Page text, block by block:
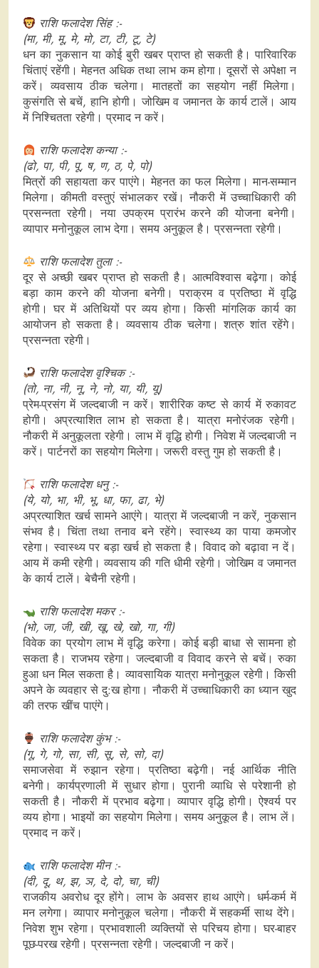
राशि फलादेश सिंह :-
(मा, मी, मू, मे, मो, टा, टी, टू, टे)
धन का नुकसान या कोई बुरी खबर प्राप्त हो सकती है। पारिवारिक
चिंताएं रहेंगी। मेहनत अधिक तथा लाभ कम होगा। दूसरों से अपेक्षा न
करें। व्यवसाय ठीक चलेगा। मातहतों का सहयोग नहीं मिलेगा।
कुसंगति से बचें, हानि होगी। जोखिम व जमानत के कार्य टालें। आय
में निश्चितता रहेगी। प्रमाद न करें।
राशि फलादेश कन्या :-
(ढो, पा, पी, पू, ष, ण, ठ, पे, पो)
मित्रों की सहायता कर पाएंगे। मेहनत का फल मिलेगा। मान-सम्मान
मिलेगा। कीमती वस्तुएं संभालकर रखें। नौकरी में उच्चाधिकारी की
प्रसन्नता रहेगी। नया उपक्रम प्रारंभ करने की योजना बनेगी।
व्यापार मनोनुकूल लाभ देगा। समय अनुकूल है। प्रसन्नता रहेगी।
राशि फलादेश तुला :-
दूर से अच्‍छी खबर प्राप्त हो सकती है। आत्मविश्वास बढ़ेगा। कोई
बड़ा काम करने की योजना बनेगी। पराक्रम व प्रतिष्ठा में वृद्धि
होगी। घर में अतिथियों पर व्यय होगा। किसी मांगलिक कार्य का
आयोजन हो सकता है। व्यवसाय ठीक चलेगा। शत्रु शांत रहेंगे।
प्रसन्नता रहेगी।
राशि फलादेश वृश्चिक :-
(तो, ना, नी, नू, ने, नो, या, यी, यू)
प्रेम-प्रसंग में जल्दबाजी न करें। शारीरिक कष्ट से कार्य में रुकावट
होगी। अप्रत्याशित लाभ हो सकता है। यात्रा मनोरंजक रहेगी।
नौकरी में अनुकूलता रहेगी। लाभ में वृद्धि होगी। निवेश में जल्दबाजी न
करें। पार्टनरों का सहयोग मिलेगा। जरूरी वस्तु गुम हो सकती है।
राशि फलादेश धनु :-
(ये, यो, भा, भी, भू, धा, फा, ढा, भे)
अप्रत्याशित खर्च सामने आएंगे। यात्रा में जल्दबाजी न करें, नुकसान
संभव है। चिंता तथा तनाव बने रहेंगे। स्वास्थ्य का पाया कमजोर
रहेगा। स्वास्थ्‍य पर बड़ा खर्च हो सकता है। विवाद को बढ़ावा न दें।
आय में कमी रहेगी। व्यवसाय की गति धीमी रहेगी। जोखिम व जमानत
के कार्य टालें। बेचैनी रहेगी।
राशि फलादेश मकर :-
(भो, जा, जी, खी, खू, खे, खो, गा, गी)
विवेक का प्रयोग लाभ में वृद्धि करेगा। कोई बड़ी बाधा से सामना हो
सकता है। राजभय रहेगा। जल्दबाजी व विवाद करने से बचें। रुका
हुआ धन मिल सकता है। व्यावसायिक यात्रा मनोनुकूल रहेगी। किसी
अपने के व्यवहार से दु:ख होगा। नौकरी में उच्चाधिकारी का ध्यान खुद
की तरफ खींच पाएंगे।
राशि फलादेश कुंभ :-
(गू, गे, गो, सा, सी, सू, से, सो, दा)
समाजसेवा में रुझान रहेगा। प्रतिष्ठा बढ़ेगी। नई आर्थिक नीति
बनेगी। कार्यप्रणाली में सुधार होगा। पुरानी व्याधि से परेशानी हो
सकती है। नौकरी में प्रभाव बढ़ेगा। व्यापार वृद्धि होगी। ऐश्वर्य पर
व्यय होगा। भाइयों का सहयोग मिलेगा। समय अनुकूल है। लाभ लें।
प्रमाद न करें।
राशि फलादेश मीन :-
(दी, दू, थ, झ, ञ, दे, दो, चा, ची)
राजकीय अवरोध दूर होंगे। लाभ के अवसर हाथ आएंगे। धर्म-कर्म में
मन लगेगा। व्यापार मनोनुकूल चलेगा। नौकरी में सहकर्मी साथ देंगे।
निवेश शुभ रहेगा। प्रभावशाली व्यक्तियों से परिचय होगा। घर-बाहर
पूछ-परख रहेगी। प्रसन्नता रहेगी। जल्दबाजी न करें।